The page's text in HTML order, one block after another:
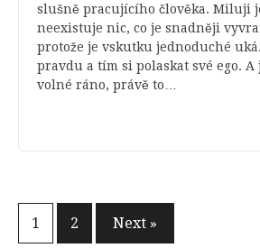
slušně pracujícího člověka. Miluji
neexistuje nic, co je snadněji
protože je vskutku jednoduché
pravdu a tím si polaskat své ego. A
volné ráno, právě to…
Stránkování
1 2 Next »